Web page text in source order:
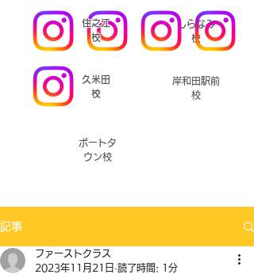
しらなみ
校
久米田
校
岸和田駅前
校
ポートタ
ウン校
住之江
校
記事
ファーストクラス
2023年11月21日 読了時間: 1分